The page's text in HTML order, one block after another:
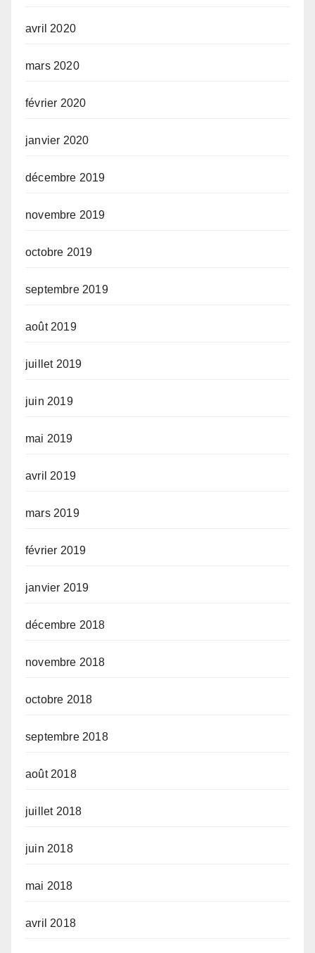
avril 2020
mars 2020
février 2020
janvier 2020
décembre 2019
novembre 2019
octobre 2019
septembre 2019
août 2019
juillet 2019
juin 2019
mai 2019
avril 2019
mars 2019
février 2019
janvier 2019
décembre 2018
novembre 2018
octobre 2018
septembre 2018
août 2018
juillet 2018
juin 2018
mai 2018
avril 2018